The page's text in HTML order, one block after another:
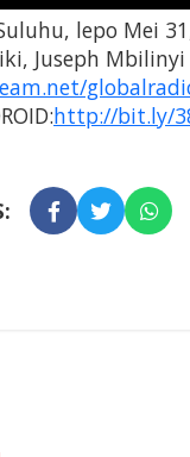
Suluhu, lepo Mei
Juseph Mbilinyi
http://bit.ly/